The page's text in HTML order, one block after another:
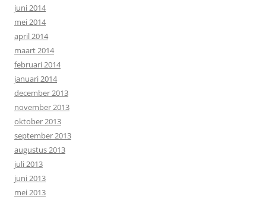
juni 2014
mei 2014
april 2014
maart 2014
februari 2014
januari 2014
december 2013
november 2013
oktober 2013
september 2013
augustus 2013
juli 2013
juni 2013
mei 2013